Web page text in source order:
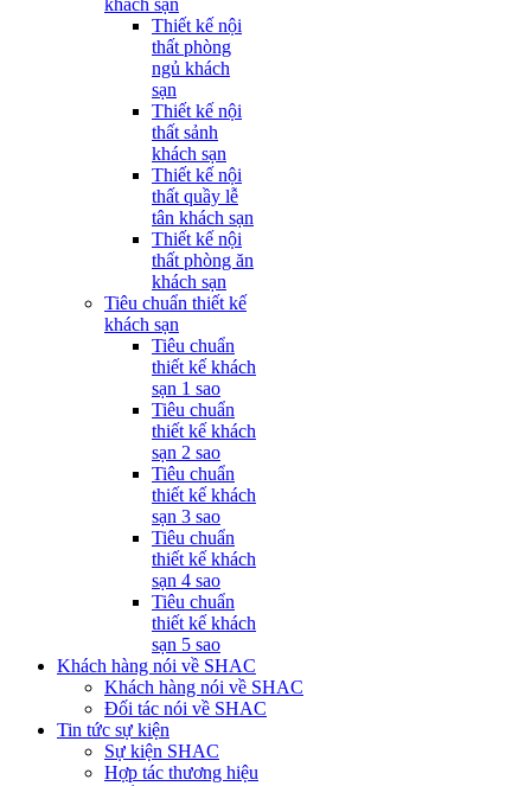
khách sạn
Thiết kế nội
thất phòng
ngủ khách
sạn
Thiết kế nội
thất sảnh
khách sạn
Thiết kế nội
thất quầy lễ
tân khách sạn
Thiết kế nội
thất phòng ăn
khách sạn
Tiêu chuẩn thiết kế
khách sạn
Tiêu chuẩn
thiết kế khách
sạn 1 sao
Tiêu chuẩn
thiết kế khách
sạn 2 sao
Tiêu chuẩn
thiết kế khách
sạn 3 sao
Tiêu chuẩn
thiết kế khách
sạn 4 sao
Tiêu chuẩn
thiết kế khách
sạn 5 sao
Khách hàng nói về SHAC
Khách hàng nói về SHAC
Đối tác nói về SHAC
Tin tức sự kiện
Sự kiện SHAC
Hợp tác thương hiệu